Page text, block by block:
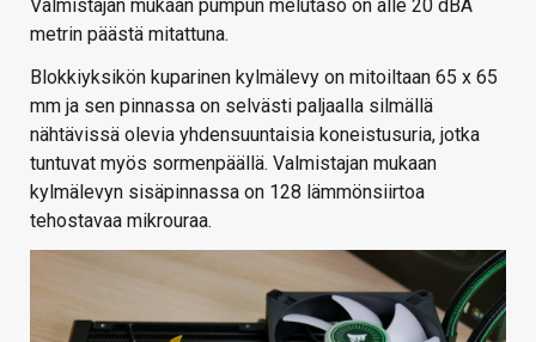
Valmistajan mukaan pumpun melutaso on alle 20 dBA
metrin päästä mitattuna.
Blokkiyksikön kuparinen kylmälevy on mitoiltaan 65 x 65
mm ja sen pinnassa on selvästi paljaalla silmällä
nähtävissä olevia yhdensuuntaisia koneistusuria, jotka
tuntuvat myös sormenpäällä. Valmistajan mukaan
kylmälevyn sisäpinnassa on 128 lämmönsiirtoa
tehostavaa mikrouraa.